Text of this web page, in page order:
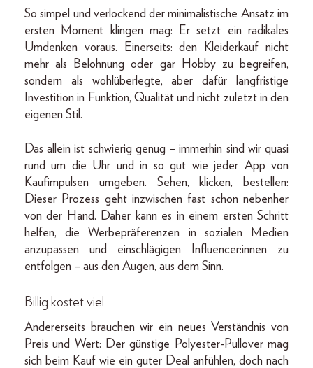
So simpel und verlockend der minimalistische Ansatz im
ersten Moment klingen mag: Er setzt ein radikales
Umdenken voraus. Einerseits: den Kleiderkauf nicht
mehr als Belohnung oder gar Hobby zu begreifen,
sondern als wohlüberlegte, aber dafür langfristige
Investition in Funktion, Qualität und nicht zuletzt in den
eigenen Stil.
Das allein ist schwierig genug – immerhin sind wir quasi
rund um die Uhr und in so gut wie jeder App von
Kaufimpulsen umgeben. Sehen, klicken, bestellen:
Dieser Prozess geht inzwischen fast schon nebenher
von der Hand. Daher kann es in einem ersten Schritt
helfen, die Werbepräferenzen in sozialen Medien
anzupassen und einschlägigen Influencer:innen zu
entfolgen – aus den Augen, aus dem Sinn.
Billig kostet viel
Andererseits brauchen wir ein neues Verständnis von
Preis und Wert: Der günstige Polyester-Pullover mag
sich beim Kauf wie ein guter Deal anfühlen, doch nach